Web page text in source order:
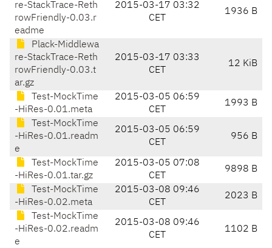
re-StackTrace-Reth
rowFriendly-0.03.r
eadme
2015-03-17 03:32
CET
1936 B
Plack-Middlewa
re-StackTrace-Reth
rowFriendly-0.03.t
ar.gz
2015-03-17 03:33
CET
12 KiB
Test-MockTime
-HiRes-0.01.meta
2015-03-05 06:59
CET
1993 B
Test-MockTime
-HiRes-0.01.readm
e
2015-03-05 06:59
CET
956 B
Test-MockTime
-HiRes-0.01.tar.gz
2015-03-05 07:08
CET
9898 B
Test-MockTime
-HiRes-0.02.meta
2015-03-08 09:46
CET
2023 B
Test-MockTime
-HiRes-0.02.readm
e
2015-03-08 09:46
CET
1102 B